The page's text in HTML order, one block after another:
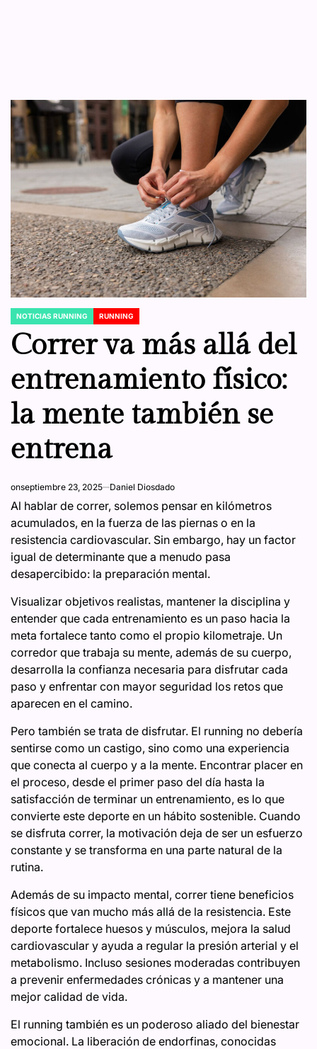
POSTED
NOTICIAS RUNNING RUNNING
Correr va más allá del
entrenamiento físico:
la mente también se
entrena
onseptiembre 23, 2025 Daniel Diosdado
Al hablar de correr, solemos pensar en kilómetros
acumulados, en la fuerza de las piernas o en la
resistencia cardiovascular. Sin embargo, hay un factor
igual de determinante que a menudo pasa
desapercibido: la preparación mental.
Visualizar objetivos realistas, mantener la disciplina y
entender que cada entrenamiento es un paso hacia la
meta fortalece tanto como el propio kilometraje. Un
corredor que trabaja su mente, además de su cuerpo,
desarrolla la confianza necesaria para disfrutar cada
paso y enfrentar con mayor seguridad los retos que
aparecen en el camino.
Pero también se trata de disfrutar. El running no debería
sentirse como un castigo, sino como una experiencia
que conecta al cuerpo y a la mente. Encontrar placer en
el proceso, desde el primer paso del día hasta la
satisfacción de terminar un entrenamiento, es lo que
convierte este deporte en un hábito sostenible. Cuando
se disfruta correr, la motivación deja de ser un esfuerzo
constante y se transforma en una parte natural de la
rutina.
Además de su impacto mental, correr tiene beneficios
físicos que van mucho más allá de la resistencia. Este
deporte fortalece huesos y músculos, mejora la salud
cardiovascular y ayuda a regular la presión arterial y el
metabolismo. Incluso sesiones moderadas contribuyen
a prevenir enfermedades crónicas y a mantener una
mejor calidad de vida.
El running también es un poderoso aliado del bienestar
emocional. La liberación de endorfinas, conocidas